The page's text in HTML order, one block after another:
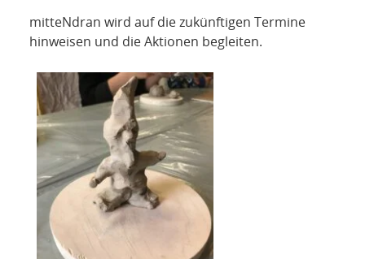
mitteNdran wird auf die zukünftigen Termine
hinweisen und die Aktionen begleiten.